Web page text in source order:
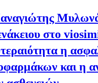
στο
η
και η